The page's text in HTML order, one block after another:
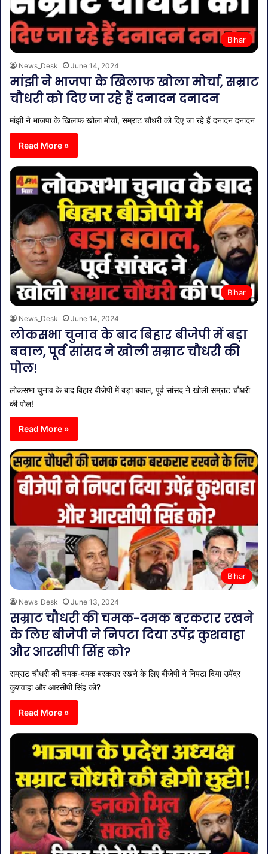
Bihar
News_Desk June 14, 2024
मांझी ने भाजपा के खिलाफ खोला मोर्चा, सम्राट
चौधरी को दिए जा रहे हैं दनादन दनादन
मांझी ने भाजपा के खिलाफ खोला मोर्चा, सम्राट चौधरी को दिए जा रहे हैं दनादन दनादन
Read More »
Bihar
News_Desk June 14, 2024
लोकसभा चुनाव के बाद बिहार बीजेपी में बड़ा
बवाल, पूर्व सांसद ने खोली सम्राट चौधरी की
पोल!
लोकसभा चुनाव के बाद बिहार बीजेपी में बड़ा बवाल, पूर्व सांसद ने खोली सम्राट चौधरी
की पोल!
Read More »
Bihar
News_Desk June 13, 2024
सम्राट चौधरी की चमक-दमक बरकरार रखने
के लिए बीजेपी ने निपटा दिया उपेंद्र कुशवाहा
और आरसीपी सिंह को?
सम्राट चौधरी की चमक-दमक बरकरार रखने के लिए बीजेपी ने निपटा दिया उपेंद्र
कुशवाहा और आरसीपी सिंह को?
Read More »